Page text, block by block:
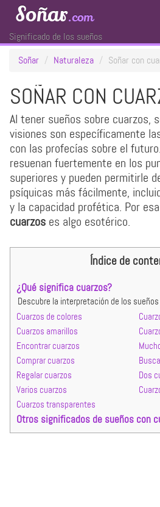
Soñar.com
Significado de los sueños
Soñar
Naturaleza Soñar con
SOÑAR CON
Al tener sueños sobre cuarzos,
visiones son específicamente
con las profecías sobre el
resuenan fuertemente en los
superiores y pueden permitirle
psíquicas más fácilmente,
y la capacidad profética. Por
cuarzos es algo esotérico.
Índice de
¿Qué significa cuarzos?
Descubre la interpretación de los
Cuarzos de colores
Cuarzos amarillos
Encontrar cuarzos
Comprar cuarzos
Regalar cuarzos
Dos
Varios cuarzos
Cuarzos transparentes
Otros significados de sueños con